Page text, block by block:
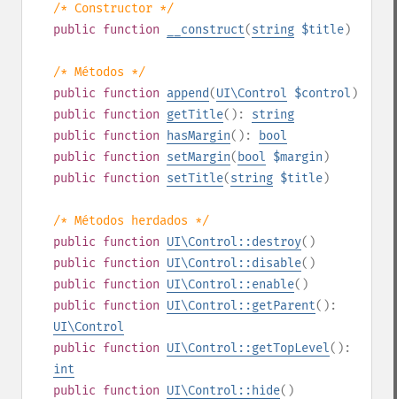
/* Constructor */
public function __construct(string $title)
/* Métodos */
public function append(UI\Control $control )
public function getTitle(): string
public function hasMargin():
bool
public function setMargin( bool $margin )
public function setTitle(string $title)
/* Métodos herdados */
public function UI\Control::destroy()
public function UI\Control::disable()
public function UI\Control::enable()
public function UI\Control::getParent():
UI\Control
public function UI\Control::getTopLevel():
int
public function UI\Control::hide()